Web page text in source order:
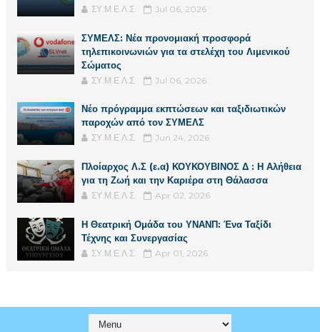
ΣΥ.Μ.Ε.Λ.Σ. Jul 06, 2026
ΣΥΜΕΛΣ: Νέα προνομιακή προσφορά
τηλεπικοινωνιών για τα στελέχη του Λιμενικού
Σώματος
ΣΥ.Μ.Ε.Λ.Σ. Jul 06, 2026
Νέο πρόγραμμα εκπτώσεων και ταξιδιωτικών
παροχών από τον ΣΥΜΕΛΣ
ΣΥ.Μ.Ε.Λ.Σ. Jun 24, 2026
Πλοίαρχος Λ.Σ (ε.α) ΚΟΥΚΟΥΒΙΝΟΣ Δ : Η Αλήθεια
για τη Ζωή και την Καριέρα στη Θάλασσα
ΣΥ.Μ.Ε.Λ.Σ. Apr 02, 2026
Η Θεατρική Ομάδα του ΥΝΑΝΠ: Ένα Ταξίδι
Τέχνης και Συνεργασίας
ΣΥ.Μ.Ε.Λ.Σ. Apr 01, 2026